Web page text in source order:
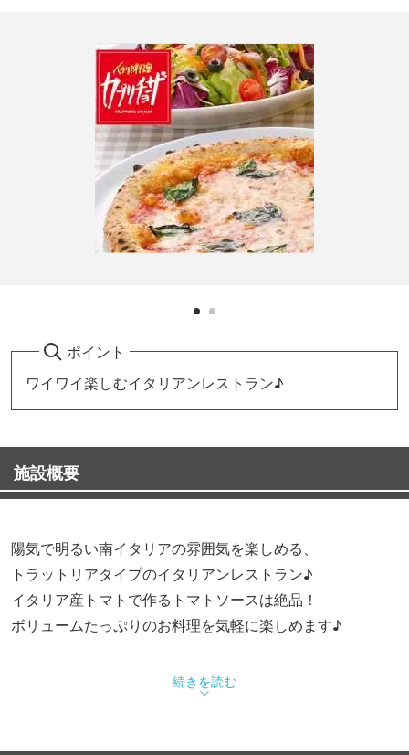
ポイント
ワイワイ楽しむイタリアンレストラン♪
施設概要
陽気で明るい南イタリアの雰囲気を楽しめる、
トラットリアタイプのイタリアンレストラン♪
イタリア産トマトで作るトマトソースは絶品！
ボリュームたっぷりのお料理を気軽に楽しめます♪
続きを読む